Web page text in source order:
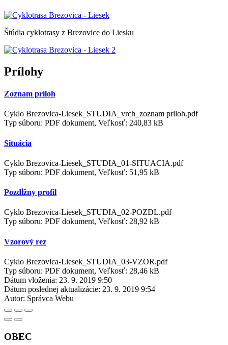
Štúdia cyklotrasy z Brezovice do Liesku
Prílohy
Zoznam príloh
Cyklo Brezovica-Liesek_STUDIA_vrch_zoznam priloh.pdf
Typ súboru: PDF dokument, Veľkosť: 240,83 kB
Situácia
Cyklo Brezovica-Liesek_STUDIA_01-SITUACIA.pdf
Typ súboru: PDF dokument, Veľkosť: 51,95 kB
Pozdĺžny profil
Cyklo Brezovica-Liesek_STUDIA_02-POZDL.pdf
Typ súboru: PDF dokument, Veľkosť: 28,92 kB
Vzorový rez
Cyklo Brezovica-Liesek_STUDIA_03-VZOR.pdf
Typ súboru: PDF dokument, Veľkosť: 28,46 kB
Dátum vloženia: 23. 9. 2019 9:50
Dátum poslednej aktualizácie: 23. 9. 2019 9:54
Autor: Správca Webu
OBEC